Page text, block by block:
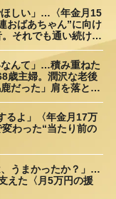
ほしい」…〈年金月15
おばあちゃん”に向け
それでも通い続ける
なんて」…積み重ねた
歳主婦。潤沢な老後
だった」肩を落とす
るよ」〈年金月17万
わった“当たり前の
、うまかったか？」…
えた〈月5万円の援